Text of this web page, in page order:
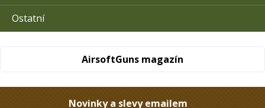
Ostatní
AirsoftGuns magazín
Novinky a slevy emailem